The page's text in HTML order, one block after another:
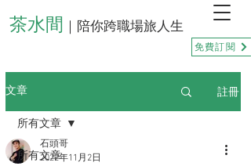
茶水間 ｜陪你跨職場旅人生
免費訂閱
文章 註冊
所有文章
所有文章
石頭哥
2022年11月2日